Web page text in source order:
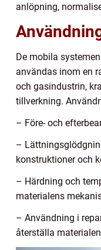
anlöpning,
De mobila
användas inom en
och gasindustrin,
tillverkning.
– Före- och
–
konstruktioner och
– Härdning och
materialens
– Användning i
återställa